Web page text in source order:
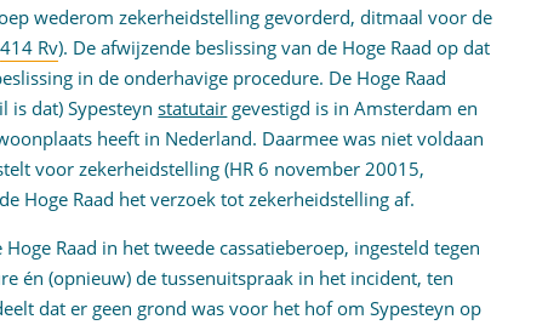
wederom zekerheidstelling gevorderd, ditmaal voor de
414 Rv). De afwijzende beslissing van de Hoge Raad op dat
in de onderhavige procedure. De Hoge Raad
is dat) Sypesteynstatutair gevestigd is in Amsterdam en
heeft in Nederland. Daarmee was niet voldaan
voor zekerheidstelling (HR 6 november 20015,
Hoge Raad het verzoek tot zekerheidstelling af.
Raad in het tweede cassatieberoep, ingesteld tegen
én (opnieuw) de tussenuitspraak in het incident, ten
dat er geen grond was voor het hof om Sypesteyn op